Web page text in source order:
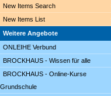
New Items Search
New Items List
Weitere Angebote
ONLEIHE Verbund
BROCKHAUS - Wissen für alle
BROCKHAUS - Online-Kurse
Grundschule